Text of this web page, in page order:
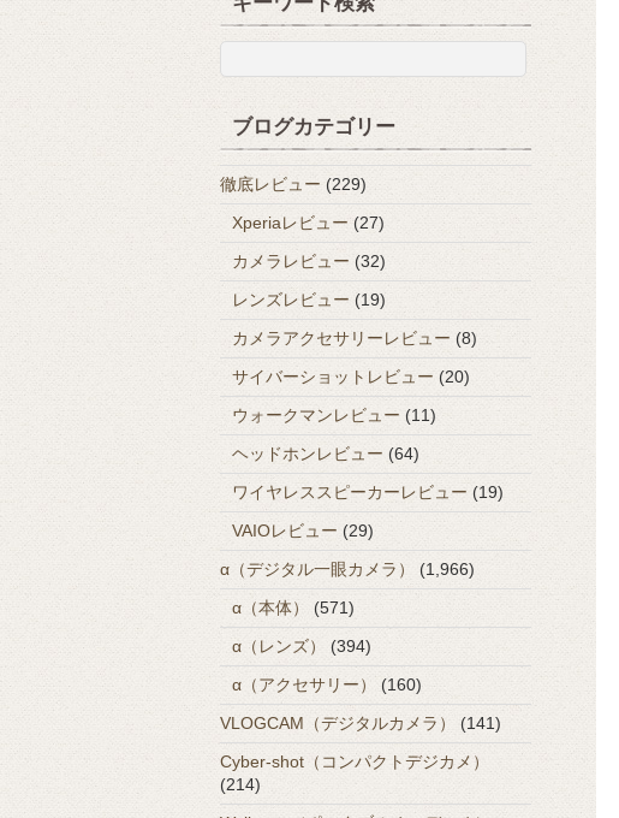
ブログカテゴリー
徹底レビュー (229)
Xperiaレビュー(27)
カメラレビュー (32)
レンズレビュー (19)
カメラアクセサリーレビュー (8)
サイバーショットレビュー (20)
ウォークマンレビュー (11)
ヘッドホンレビュー (64)
ワイヤレススピーカーレビュー (19)
VAIOレビュー (29)
α（デジタル一眼カメラ）
(1,966)
α（本体）
(571)
α（レンズ）
(394)
α（アクセサリー）
(160)
VLOGCAM（デジタルカメラ）
(141)
Cyber-shot（コンパクトデジカメ）
(214)